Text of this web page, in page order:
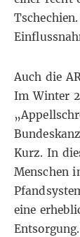
Auch die
Im Winter
Kurz. In
Menschen
eine